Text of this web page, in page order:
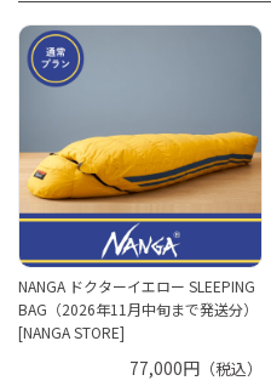
NANGA ドクターイエロー SLEEPING
BAG（2026年11月中旬まで発送分）
[NANGA STORE]
77,000円（税込）